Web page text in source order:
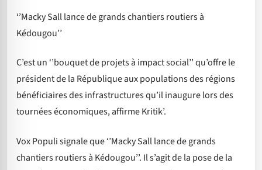
‘’Macky Sall lance de grands chantiers routiers à
Kédougou’’
C’est un ‘’bouquet de projets à impact social’’ qu’offre le
président de la République aux populations des régions
bénéficiaires des infrastructures qu’il inaugure lors des
tournées économiques, affirme Kritik’.
Vox Populi signale que ‘’Macky Sall lance de grands
chantiers routiers à Kédougou’’. Il s’agit de la pose de la